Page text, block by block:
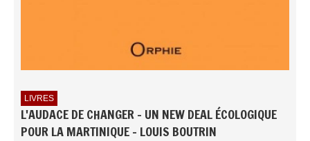
LIVRES
L'AUDACE DE CHANGER - UN NEW DEAL ÉCOLOGIQUE
POUR LA MARTINIQUE - LOUIS BOUTRIN